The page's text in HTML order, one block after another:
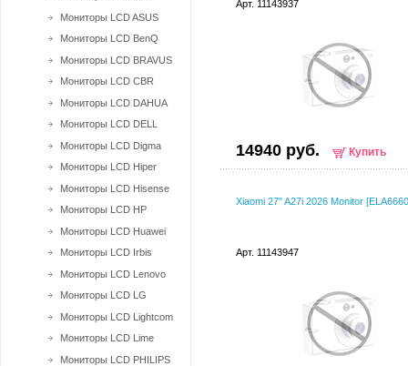
Арт. 11143937
14940 руб. Купить
Xiaomi 27" A27i 2026 Monitor
Арт. 11143947
Мониторы LCD ASUS
Мониторы LCD BenQ
Мониторы LCD BRAVUS
Мониторы LCD CBR
Мониторы LCD DAHUA
Мониторы LCD DELL
Мониторы LCD Digma
Мониторы LCD Hiper
Мониторы LCD Hisense
Мониторы LCD HP
Мониторы LCD Huawei
Мониторы LCD Irbis
Мониторы LCD Lenovo
Мониторы LCD LG
Мониторы LCD Lightcom
Мониторы LCD Lime
Мониторы LCD PHILIPS